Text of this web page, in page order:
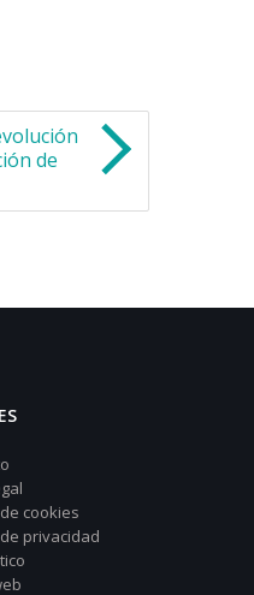
de
cookies
privacidad